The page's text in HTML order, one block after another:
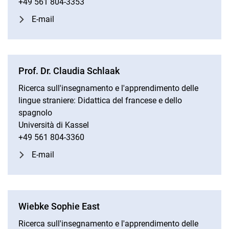
E-mail
Prof. Dr. Claudia Schlaak
Ricerca sull'insegnamento e l'apprendimento delle
lingue straniere: Didattica del francese e dello
spagnolo
Università di Kassel
+49 561 804-3360
E-mail
Wiebke Sophie East
Ricerca sull'insegnamento e l'apprendimento delle